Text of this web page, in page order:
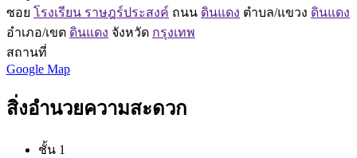
ซอย โรงเรียน ราษฎร์ประสงค์ ถนน ดินแดง ตำบล/แขวง ดินแดง
อำเภอ/เขต ดินแดง จังหวัด กรุงเทพ
สถานที่
Google Map
สิ่งอำนวยความสะดวก
ชั้น 1